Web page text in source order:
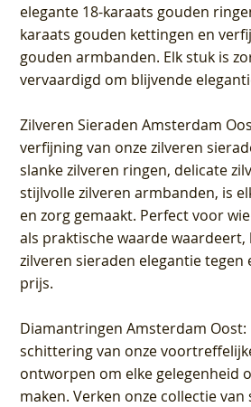
elegante 18-karaats gouden
karaats gouden kettingen en
gouden armbanden. Elk stuk is
vervaardigd om blijvende
Zilveren Sieraden Amsterdam
verfijning van onze zilveren
slanke zilveren ringen, delicate
stijlvolle zilveren armbanden, is
en zorg gemaakt. Perfect voor
als praktische waarde waardeert,
zilveren sieraden elegantie tegen
prijs.
Diamantringen Amsterdam Oost
schittering van onze
ontworpen om elke gelegenheid
maken. Verken onze collectie